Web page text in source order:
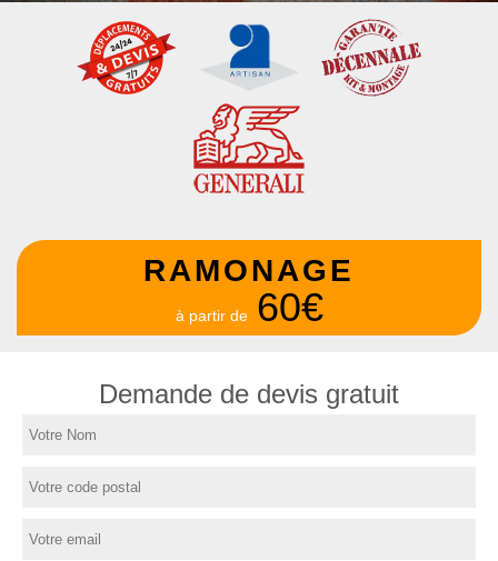
RAMONAGE
à partir de 60€
Demande de devis gratuit